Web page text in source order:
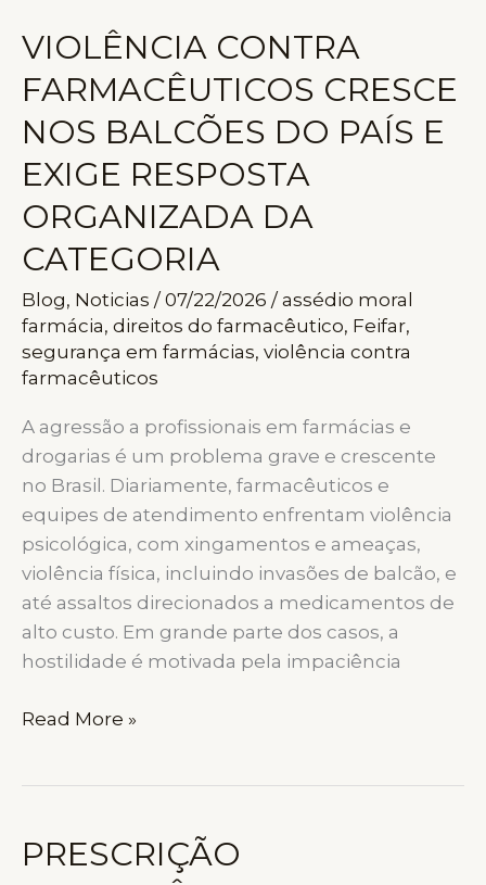
PROTEÇÃO
CONTRA
VIOLÊNCIA
E
ASSÉDIO
NAS
CONVENÇÕES
COLETIVAS
DOS
FARMACÊUTICOS
VIOLÊNCIA CONTRA
FARMACÊUTICOS CRESCE
NOS BALCÕES DO PAÍS E
EXIGE RESPOSTA
ORGANIZADA DA
CATEGORIA
Blog, Noticias /07/22/2026 /assédio moral
farmácia, direitos do farmacêutico, Feifar,
segurança em farmácias, violência contra
farmacêuticos
A agressão a profissionais em farmácias e
drogarias é um problema grave e crescente
no Brasil. Diariamente, farmacêuticos e
equipes de atendimento enfrentam violência
psicológica, com xingamentos e ameaças,
violência física, incluindo invasões de balcão, e
até assaltos direcionados a medicamentos de
alto custo. Em grande parte dos casos, a
hostilidade é motivada pela impaciência
VIOLÊNCIA
BALCÕES
Read More »
PRESCRIÇÃO